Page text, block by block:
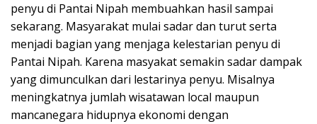
penyu di Pantai Nipah membuahkan hasil sampai
sekarang. Masyarakat mulai sadar dan turut serta
menjadi bagian yang menjaga kelestarian penyu di
Pantai Nipah. Karena masyakat semakin sadar dampak
yang dimunculkan dari lestarinya penyu. Misalnya
meningkatnya jumlah wisatawan local maupun
mancanegara hidupnya ekonomi dengan